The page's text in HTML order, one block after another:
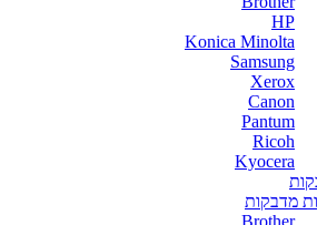
HP
Konica Minolta
Samsung
Xerox
Canon
Pantum
Ricoh
Kyocera
מדבקות
Brother